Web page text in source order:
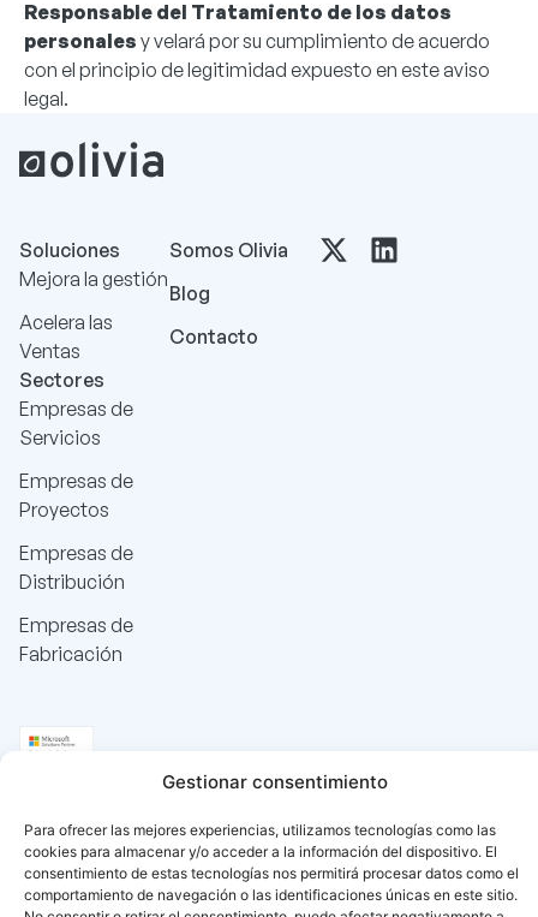
Gestionar consentimiento
Para ofrecer las mejores experiencias, utilizamos tecnologías como las
cookies para almacenar y/o acceder a la información del dispositivo. El
consentimiento de estas tecnologías nos permitirá procesar datos como el
comportamiento de navegación o las identificaciones únicas en este sitio.
Responsable del Tratamiento de los datos
personales y velará por su cumplimiento de acuerdo
con el principio de legitimidad expuesto en este aviso
legal.
Soluciones
Mejora la gestión
Acelera las
Ventas
Sectores
Empresas de
Servicios
Empresas de
Proyectos
Empresas de
Distribución
Empresas de
Fabricación
Somos Olivia
Blog
Contacto